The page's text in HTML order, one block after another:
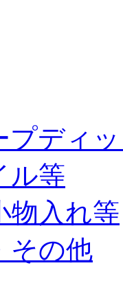
プディ
ル等
物入れ等
その他